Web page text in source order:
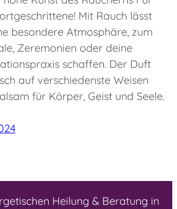
Mit Rauch lässt
besondere Atmosphäre, zum
Zeremonien oder deine
schaffen. Der Duft
auf verschiedenste Weisen
für Körper, Geist und Seele.
Heilung & Beratung in